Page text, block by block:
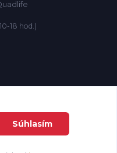
18 hod.)
Súhlasím